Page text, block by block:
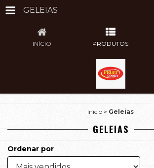
GELEIAS
INÍCIO PRODUTOS
Início > Geleias
GELEIAS
Ordenar por